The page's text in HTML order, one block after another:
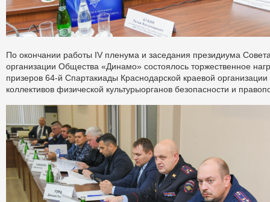
По окончании работы IV пленума и заседания президиума
организации Общества «Динамо» состоялось торжественное
призеров 64-й Спартакиады Краснодарской краевой
коллективов физической культурыорганов безопасности и